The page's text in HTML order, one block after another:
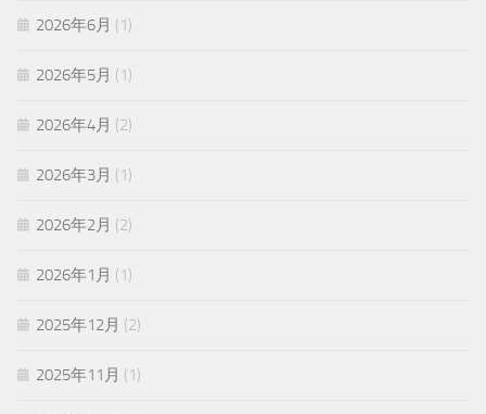
2026年6月 (1)
2026年5月 (1)
2026年4月 (2)
2026年3月 (1)
2026年2月 (2)
2026年1月 (1)
2025年12月 (2)
2025年11月 (1)